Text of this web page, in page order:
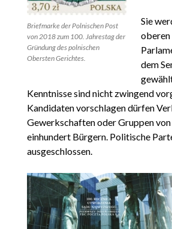
Briefmarke der Polnischen Post
von 2018 zum 100. Jahrestag der
Gründung des polnischen
Obersten Gerichtes.
Sie
oberen
dem
Kenntnisse sind nicht zwingend
Kandidaten vorschlagen dürfen
Gewerkschaften oder Gruppen
einhundert Bürgern. Politische
ausgeschlossen.